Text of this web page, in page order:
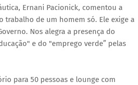
Ernani Pacionick, comentou a
de um homem só. Ele exige a
Nos alegra a presença do
e do "emprego verde” pelas
para 50 pessoas e lounge com